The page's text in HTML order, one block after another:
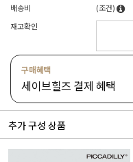
배송비
(조건)
재고확인
구매혜택
세이브힐즈 결제 혜택
추가 구성 상품